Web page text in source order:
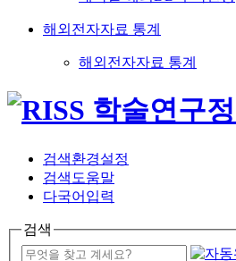
해외전자자료 통계
해외전자자료 통계
검색환경설정
검색도움말
다국어입력
검색